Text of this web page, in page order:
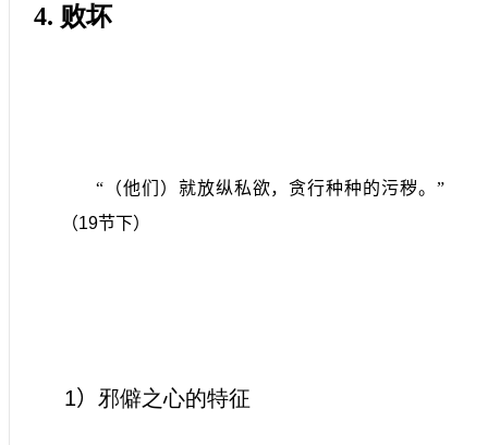
4. 败坏
“（他们）就放纵私欲，贪行种种的污秽。”
（19节下）
1） 邪僻之心的特征